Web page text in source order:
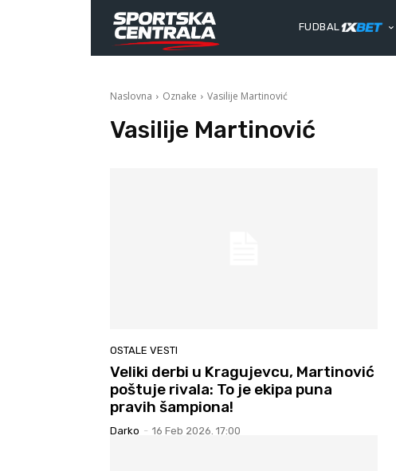
FUDBAL
Naslovna Oznake Vasilije Martinović
Vasilije Martinović
OSTALE VESTI
Veliki derbi u Kragujevcu, Martinović
poštuje rivala: To je ekipa puna
pravih šampiona!
Darko - 16 Feb 2026. 17:00